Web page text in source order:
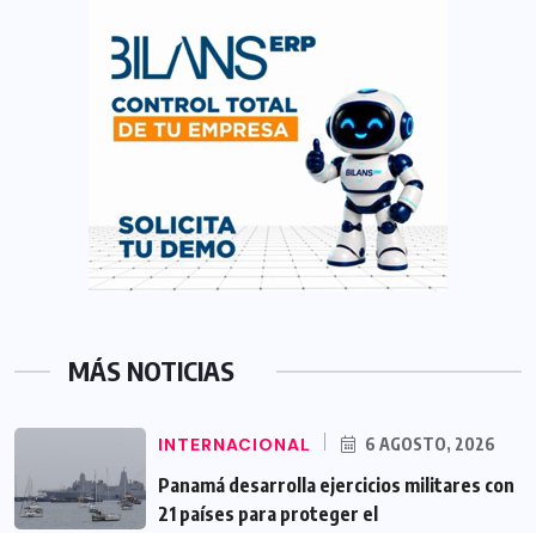
MÁS NOTICIAS
INTERNACIONAL 6 AGOSTO, 2026
Panamá desarrolla ejercicios militares con
21 países para proteger el